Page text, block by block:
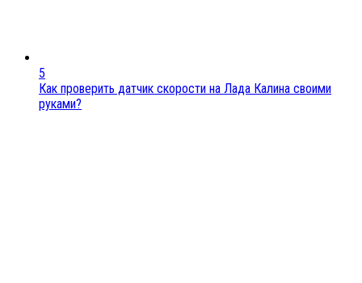
5
Как проверить датчик скорости на Лада Калина своими
руками?